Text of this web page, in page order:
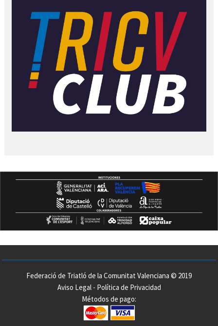
Federació de Triatló de la Comunitat Valenciana © 2019
Aviso Legal- Política de Privacidad
Métodos de pago: